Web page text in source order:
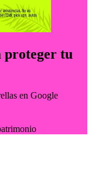
proteger tu
en Google